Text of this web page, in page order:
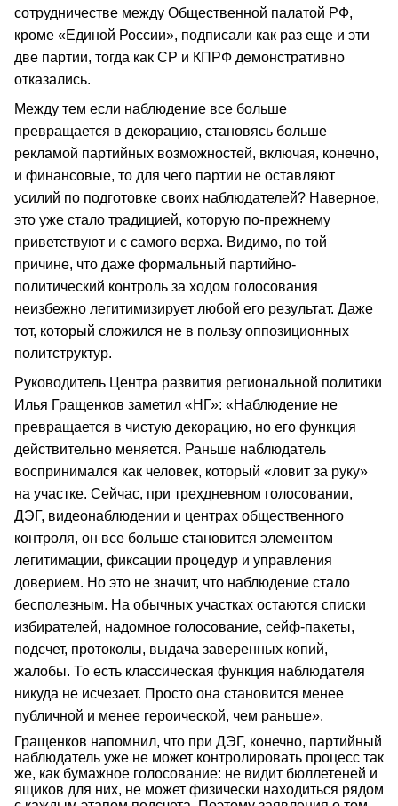
сотрудничестве между Общественной палатой РФ,
кроме «Единой России», подписали как раз еще и эти
две партии, тогда как СР и КПРФ демонстративно
отказались.
Между тем если наблюдение все больше
превращается в декорацию, становясь больше
рекламой партийных возможностей, включая, конечно,
и финансовые, то для чего партии не оставляют
усилий по подготовке своих наблюдателей? Наверное,
это уже стало традицией, которую по-прежнему
приветствуют и с самого верха. Видимо, по той
причине, что даже формальный партийно-
политический контроль за ходом голосования
неизбежно легитимизирует любой его результат. Даже
тот, который сложился не в пользу оппозиционных
политструктур.
Руководитель Центра развития региональной политики
Илья Гращенков заметил «НГ»: «Наблюдение не
превращается в чистую декорацию, но его функция
действительно меняется. Раньше наблюдатель
воспринимался как человек, который «ловит за руку»
на участке. Сейчас, при трехдневном голосовании,
ДЭГ, видеонаблюдении и центрах общественного
контроля, он все больше становится элементом
легитимации, фиксации процедур и управления
доверием. Но это не значит, что наблюдение стало
бесполезным. На обычных участках остаются списки
избирателей, надомное голосование, сейф-пакеты,
подсчет, протоколы, выдача заверенных копий,
жалобы. То есть классическая функция наблюдателя
никуда не исчезает. Просто она становится менее
публичной и менее героической, чем раньше».
Гращенков напомнил, что при ДЭГ, конечно, партийный
наблюдатель уже не может контролировать процесс так
же, как бумажное голосование: не видит бюллетеней и
ящиков для них, не может физически находиться рядом